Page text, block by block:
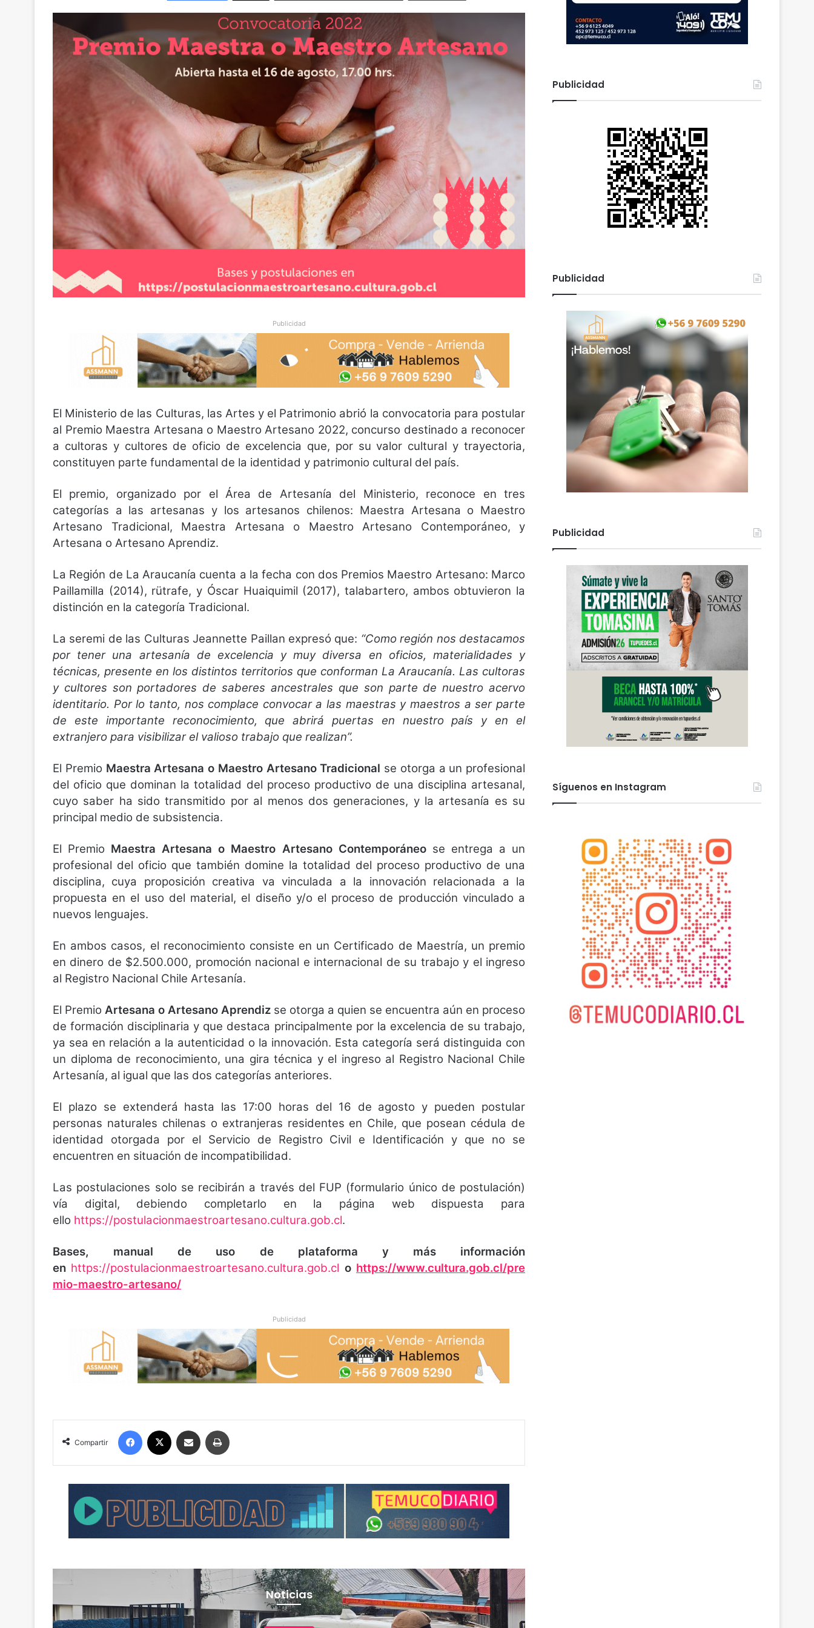
Publicidad
El Ministerio de las Culturas, las Artes y el Patrimonio abrió la convocatoria para postular
al Premio Maestra Artesana o Maestro Artesano 2022, concurso destinado a reconocer
a cultoras y cultores de oficio de excelencia que, por su valor cultural y trayectoria,
constituyen parte fundamental de la identidad y patrimonio cultural del país.
El premio, organizado por el Área de Artesanía del Ministerio, reconoce en tres
categorías a las artesanas y los artesanos chilenos: Maestra Artesana o Maestro
Artesano Tradicional, Maestra Artesana o Maestro Artesano Contemporáneo, y
Artesana o Artesano Aprendiz.
La Región de La Araucanía cuenta a la fecha con dos Premios Maestro Artesano: Marco
Paillamilla (2014), rütrafe, y Óscar Huaiquimil (2017), talabartero, ambos obtuvieron la
distinción en la categoría Tradicional.
La seremi de las Culturas Jeannette Paillan expresó que: “Como región nos destacamos
por tener una artesanía de excelencia y muy diversa en oficios, materialidades y
técnicas, presente en los distintos territorios que conforman La Araucanía. Las cultoras
y cultores son portadores de saberes ancestrales que son parte de nuestro acervo
identitario. Por lo tanto, nos complace convocar a las maestras y maestros a ser parte
de este importante reconocimiento, que abrirá puertas en nuestro país y en el
extranjero para visibilizar el valioso trabajo que realizan”.
El Premio Maestra Artesana o Maestro Artesano Tradicional se otorga a un profesional
del oficio que dominan la totalidad del proceso productivo de una disciplina artesanal,
cuyo saber ha sido transmitido por al menos dos generaciones, y la artesanía es su
principal medio de subsistencia.
El Premio Maestra Artesana o Maestro Artesano Contemporáneose entrega a un
profesional del oficio que también domine la totalidad del proceso productivo de una
disciplina, cuya proposición creativa va vinculada a la innovación relacionada a la
propuesta en el uso del material, el diseño y/o el proceso de producción vinculado a
nuevos lenguajes.
En ambos casos, el reconocimiento consiste en un Certificado de Maestría, un premio
en dinero de $2.500.000, promoción nacional e internacional de su trabajo y el ingreso
al Registro Nacional Chile Artesanía.
El Premio Artesana o Artesano Aprendiz se otorga a quien se encuentra aún en proceso
de formación disciplinaria y que destaca principalmente por la excelencia de su trabajo,
ya sea en relación a la autenticidad o la innovación. Esta categoría será distinguida con
un diploma de reconocimiento, una gira técnica y el ingreso al Registro Nacional Chile
Artesanía, al igual que las dos categorías anteriores.
El plazo se extenderá hasta las 17:00 horas del 16 de agosto y pueden postular
personas naturales chilenas o extranjeras residentes en Chile, que posean cédula de
identidad otorgada por el Servicio de Registro Civil e Identificación y que no se
encuentren en situación de incompatibilidad.
Las postulaciones solo se recibirán a través del FUP (formulario único de postulación)
vía digital, debiendo completarlo en la página web dispuesta para
ello https://postulacionmaestroartesano.cultura.gob.cl.
Bases, manual de uso de plataforma y más información
en https://postulacionmaestroartesano.cultura.gob.cl o https://www.cultura.gob.cl/pre
mio-maestro-artesano/
Publicidad
Compartir
Noticias
Publicidad
Publicidad
Publicidad
Síguenos en Instagram